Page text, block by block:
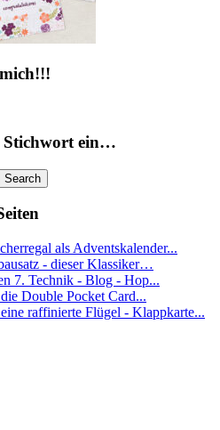
Stichwort ein…
als Adventskalender...
- dieser Klassiker…
7. Technik - Blog - Hop...
Double Pocket Card...
raffinierte Flügel - Klappkarte...